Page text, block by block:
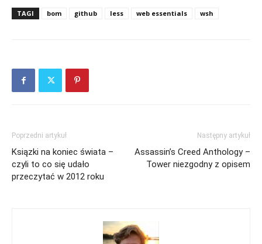
TAGI bom github less web essentials wsh
Poprzedni artykuł
Ksiązki na koniec świata –
czyli to co się udało
przeczytać w 2012 roku
Następny artykuł
Assassin’s Creed Anthology –
Tower niezgodny z opisem